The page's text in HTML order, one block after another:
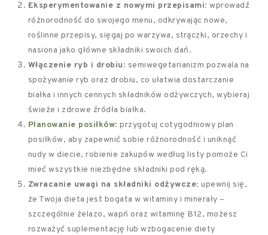
Eksperymentowanie z nowymi przepisami: wprowadź
różnorodność do swojego menu, odkrywając nowe,
roślinne przepisy, sięgaj po warzywa, strączki, orzechy i
nasiona jako główne składniki swoich dań.
Włączenie ryb i drobiu: semiwegetarianizm pozwala na
spożywanie ryb oraz drobiu, co ułatwia dostarczanie
białka i innych cennych składników odżywczych, wybieraj
świeże i zdrowe źródła białka.
Planowanie posiłków: przygotuj cotygodniowy plan
posiłków, aby zapewnić sobie różnorodność i uniknąć
nudy w diecie, robienie zakupów według listy pomoże Ci
mieć wszystkie niezbędne składniki pod ręką.
Zwracanie uwagi na składniki odżywcze: upewnij się,
że Twoja dieta jest bogata w witaminy i minerały –
szczególnie żelazo, wapń oraz witaminę B12, możesz
rozważyć suplementację lub wzbogacenie diety